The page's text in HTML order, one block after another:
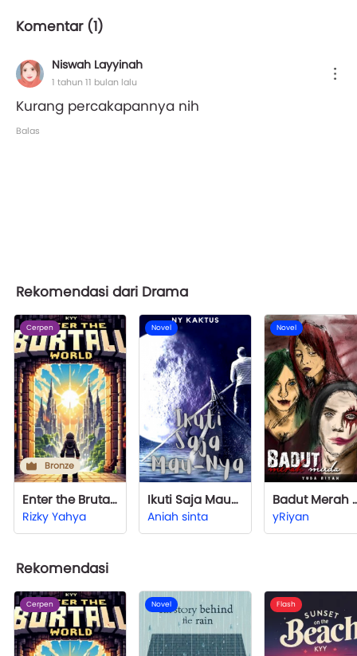
Komentar (1)
Niswah Layyinah
1 tahun 11 bulan lalu
Kurang percakapannya nih
Balas
Rekomendasi dari Drama
Cerpen
Bronze
Enter the Brutal World
Rizky Yahya
Novel
Ikuti Saja Mau-Nya
Aniah sinta
Novel
Badut
yRiyan
Rekomendasi
Cerpen Novel Flash